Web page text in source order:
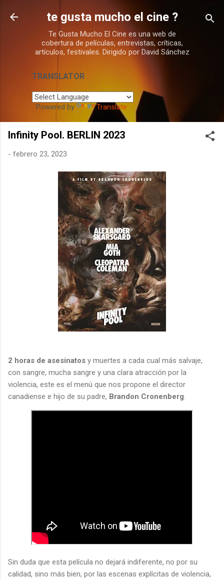
Ir al contenido principal
te gusta mucho el cine ?
Te Gusta Mucho El Cine es una web de
cobertura de películas, entrevistas, críticas,
artículos, festivales. Dirigido por David Sánchez
TRANSLATOR
Powered by Translate
Infinity Pool. BERLIN 2023
- febrero 23, 2023
2 horas de asesinatos y muertes a cada cual más salvaje,
con sangre, mucha sangre y una clara atracción por la
violencia, este es el menú que nos propone el director
canadiense e hijo de su padre, Brandon Cronenberg
Sin duda que esta película no dejará indiferente, no por su
calidad, sino más bien, por las escenas explícitas de violencia,